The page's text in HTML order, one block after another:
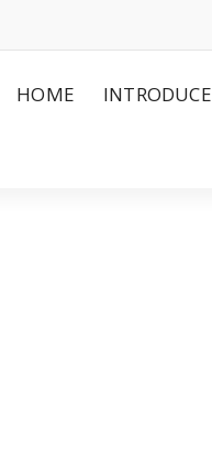
HOME INTRODUCE